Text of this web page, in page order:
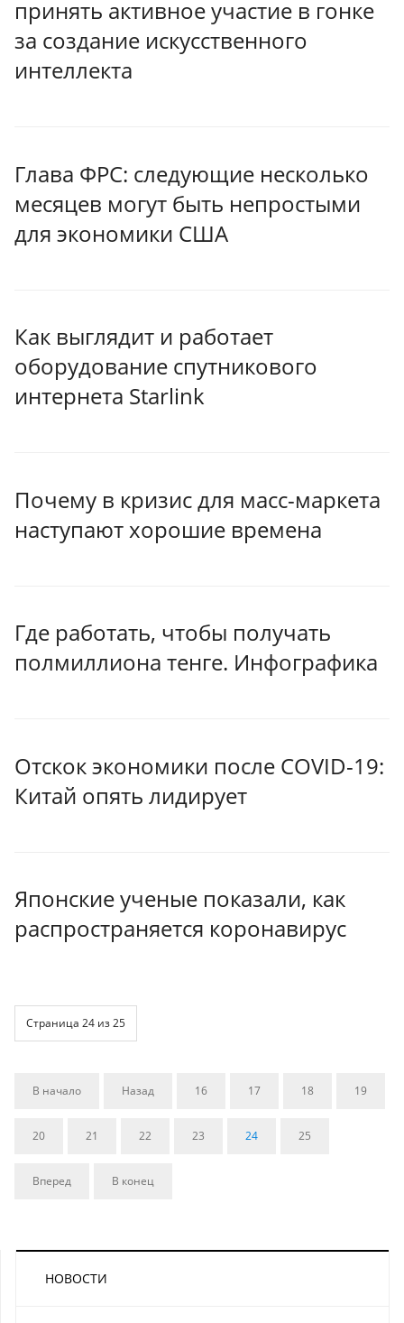
принять активное участие в гонке
за создание искусственного
интеллекта
Глава ФРС: следующие несколько
месяцев могут быть непростыми
для экономики США
Как выглядит и работает
оборудование спутникового
интернета Starlink
Почему в кризис для масс-маркета
наступают хорошие времена
Где работать, чтобы получать
полмиллиона тенге. Инфографика
Отскок экономики после COVID-19:
Китай опять лидирует
Японские ученые показали, как
распространяется коронавирус
Страница 24 из 25
В начало Назад 16 17 18 19
20 21 22 23 24 25
Вперед В конец
НОВОСТИ